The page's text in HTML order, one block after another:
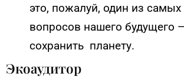
это, пожалуй, один из самых
вопросов нашего будущего
сохранить планету.
Экоаудитор